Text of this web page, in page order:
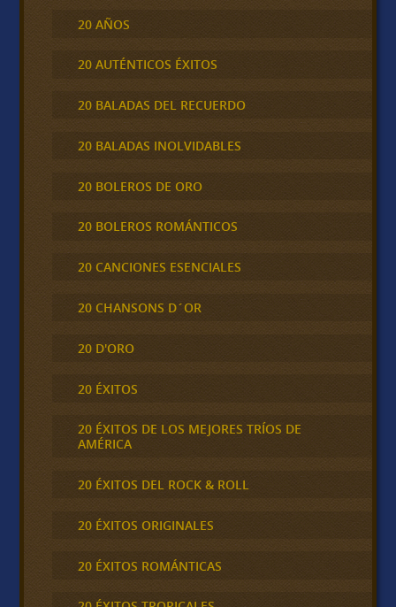
20 AÑOS
20 AUTÉNTICOS ÉXITOS
20 BALADAS DEL RECUERDO
20 BALADAS INOLVIDABLES
20 BOLEROS DE ORO
20 BOLEROS ROMÁNTICOS
20 CANCIONES ESENCIALES
20 CHANSONS D´OR
20 D'ORO
20 ÉXITOS
20 ÉXITOS DE LOS MEJORES TRÍOS DE
AMÉRICA
20 ÉXITOS DEL ROCK & ROLL
20 ÉXITOS ORIGINALES
20 ÉXITOS ROMÁNTICAS